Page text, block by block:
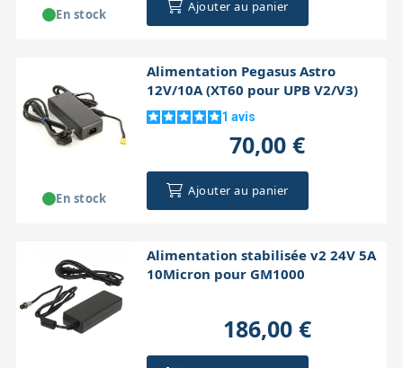
Ajouter au panier
En stock
Alimentation Pegasus Astro
12V/10A (XT60 pour UPB V2/V3)
1 avis
70,00 €
Ajouter au panier
En stock
Alimentation stabilisée v2 24V 5A
10Micron pour GM1000
186,00 €